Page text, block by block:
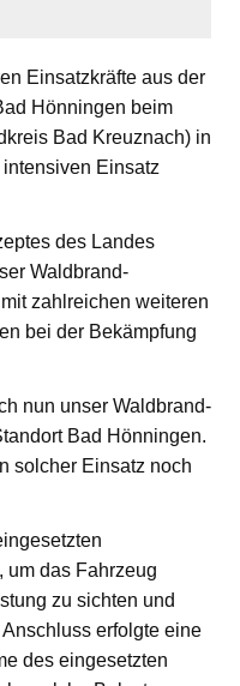
Einsatzkräfte aus der
Hönningen beim
Bad Kreuznach) in
Einsatz
des Landes
Waldbrand-
zahlreichen weiteren
bei der Bekämpfung
nun unser Waldbrand-
Bad Hönningen.
solcher Einsatz noch
um das Fahrzeug
zu sichten und
erfolgte eine
des eingesetzten